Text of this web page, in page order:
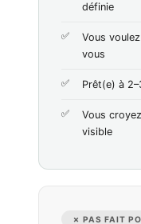
définie
Vous
vous
Prêt(e) à
Vous
visible
✗ PAS FAIT